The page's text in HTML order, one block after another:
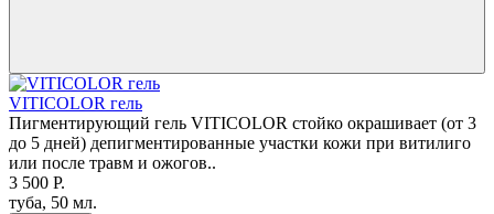
VITICOLOR гель
Пигментирующий гель VITICOLOR стойко окрашивает (от 3
до 5 дней) депигментированные участки кожи при витилиго
или после травм и ожогов..
3 500 Р.
туба, 50 мл.